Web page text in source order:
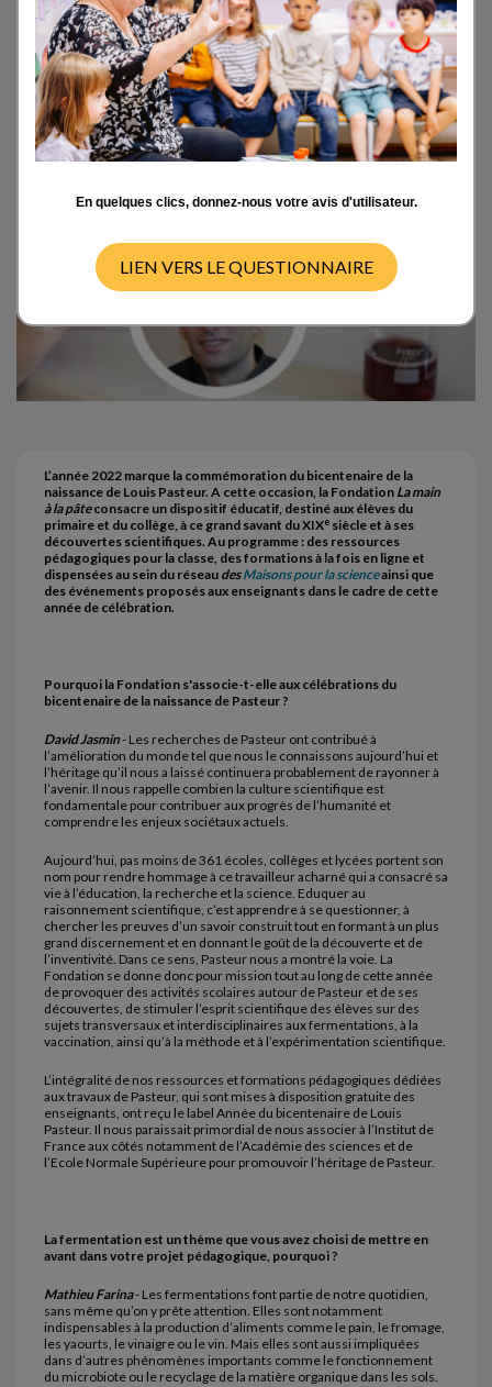
pédagogiques, Fondation
La main à la pâte
L’année 2022 marque la commémoration du bicentenaire de la
naissance de Louis Pasteur. A cette occasion, la Fondation La main
à la pâteconsacre un dispositif éducatif, destiné aux élèves du
primaire et du collège, à ce grand savant du XIXe siècle et à ses
découvertes scientifiques. Au programme : des ressources
pédagogiques pour la classe, des formations à la fois en ligne et
dispensées au sein du réseau desMaisons pour la scienceainsi que
des événements proposés aux enseignants dans le cadre de cette
année de célébration.
Pourquoi la Fondation s'associe-t-elle aux célébrations du
bicentenaire de la naissance de Pasteur ?
David Jasmin- Les recherches de Pasteur ont contribué à
l’amélioration du monde tel que nous le connaissons aujourd’hui et
l’héritage qu’il nous a laissé continuera probablement de rayonner à
l’avenir. Il nous rappelle combien la culture scientifique est
fondamentale pour contribuer aux progrès de l’humanité et
comprendre les enjeux sociétaux actuels.
Aujourd’hui, pas moins de 361 écoles, collèges et lycées portent son
nom pour rendre hommage à ce travailleur acharné qui a consacré sa
vie à l’éducation, la recherche et la science. Eduquer au
raisonnement scientifique, c’est apprendre à se questionner, à
chercher les preuves d’un savoir construit tout en formant à un plus
grand discernement et en donnant le goût de la découverte et de
l’inventivité. Dans ce sens, Pasteur nous a montré la voie. La
Fondation se donne donc pour mission tout au long de cette année
de provoquer des activités scolaires autour de Pasteur et de ses
découvertes, de stimuler l’esprit scientifique des élèves sur des
sujets transversaux et interdisciplinaires aux fermentations, à la
vaccination, ainsi qu’à la méthode et à l’expérimentation scientifique.
L’intégralité de nos ressources et formations pédagogiques dédiées
aux travaux de Pasteur, qui sont mises à disposition gratuite des
enseignants, ont reçu le label Année du bicentenaire de Louis
Pasteur. Il nous paraissait primordial de nous associer à l’Institut de
France aux côtés notamment de l’Académie des sciences et de
l’Ecole Normale Supérieure pour promouvoir l’héritage de Pasteur.
La fermentation est un thème que vous avez choisi de mettre en
avant dans votre projet pédagogique, pourquoi ?
Mathieu Farina- Les fermentations font partie de notre quotidien,
sans même qu’on y prête attention. Elles sont notamment
indispensables à la production d’aliments comme le pain, le fromage,
les yaourts, le vinaigre ou le vin. Mais elles sont aussi impliquées
dans d’autres phénomènes importants comme le fonctionnement
du microbiote ou le recyclage de la matière organique dans les sols.
En quelques clics, donnez-nous votre avis d'utilisateur.
LIEN VERS LE QUESTIONNAIRE